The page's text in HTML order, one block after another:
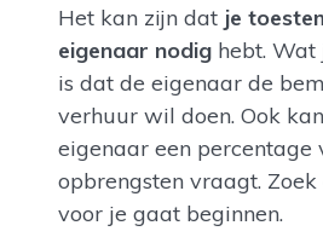
Het kan zijn dat je
eigenaar nodig hebt.
is dat de eigenaar de
verhuur wil doen. Ook
eigenaar een percentage
opbrengsten vraagt.
voor je gaat beginnen.